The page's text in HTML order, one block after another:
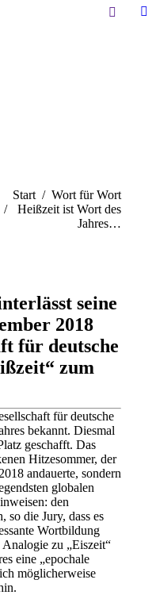
Search:
Sie befinden sich hier:
Start
Wort für Wort
Heißzeit ist Wort des
Jahres…
seine
2018
für deutsche
zum
für deutsche
bekannt. Diesmal
geschafft. Das
Hitzesommer, der
andauerte, sondern
globalen
den
so die Jury, dass es
Wortbildung
zu „Eiszeit“
eine „epochale
möglicherweise